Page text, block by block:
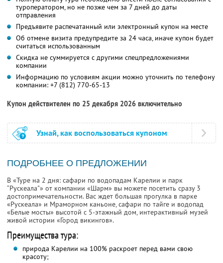
туроператором, но не позже чем за 7 дней до даты
отправления
Предъявите распечатанный или электронный купон на месте
Об отмене визита предупредите за 24 часа, иначе купон будет
считаться использованным
Скидка не суммируется с другими спецпредложениями
компании
Информацию по условиям акции можно уточнить по телефону
компании: +7 (812) 770-65-13
Купон действителен по 25 декабря 2026 включительно
Узнай, как воспользоваться купоном
ПОДРОБНЕЕ О ПРЕДЛОЖЕНИИ
В «Туре на 2 дня: сафари по водопадам Карелии и парк
“Рускеала"» от компании «Шарм» вы можете посетить сразу 3
достопримечательности. Вас ждет большая прогулка в парке
«Рускеала» и Мраморном каньоне, сафари по тайге и водопад
«Белые мосты» высотой с 5-этажный дом, интерактивный музей
живой истории «Город викингов».
Преимущества тура:
природа Карелии на 100% раскроет перед вами свою
красоту;